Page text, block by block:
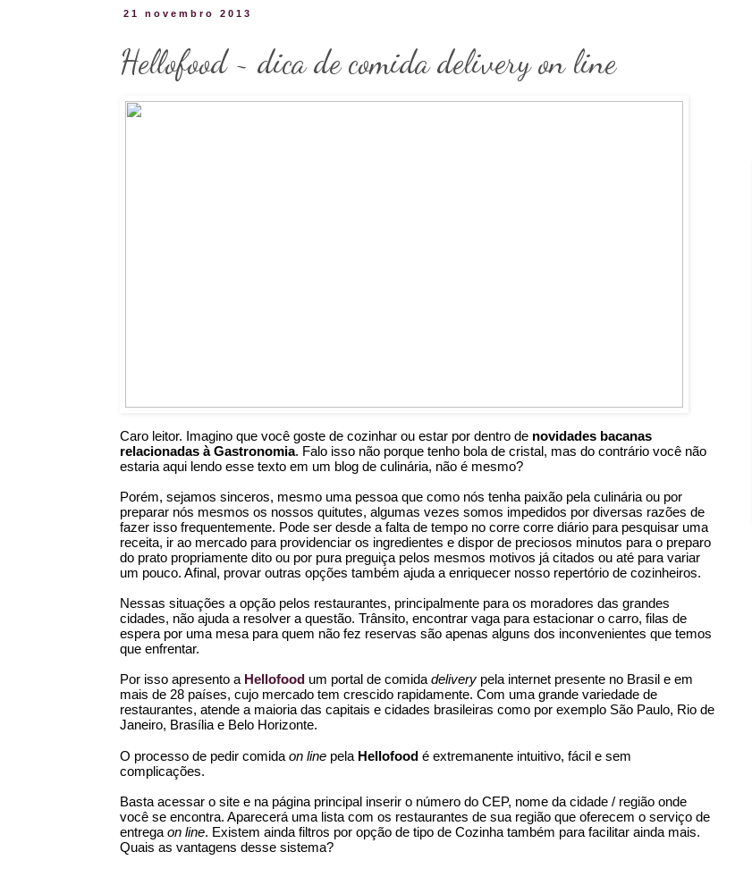
21 novembro 2013
Hellofood ~ dica de comida delivery on line
Caro leitor. Imagino que você goste de cozinhar ou estar por dentro de novidades bacanas
relacionadas à Gastronomia. Falo isso não porque tenho bola de cristal, mas do contrário você não
estaria aqui lendo esse texto em um blog de culinária, não é mesmo?
Porém, sejamos sinceros, mesmo uma pessoa que como nós tenha paixão pela culinária ou por
preparar nós mesmos os nossos quitutes, algumas vezes somos impedidos por diversas razões de
fazer isso frequentemente. Pode ser desde a falta de tempo no corre corre diário para pesquisar uma
receita, ir ao mercado para providenciar os ingredientes e dispor de preciosos minutos para o preparo
do prato propriamente dito ou por pura preguiça pelos mesmos motivos já citados ou até para variar
um pouco. Afinal, provar outras opções também ajuda a enriquecer nosso repertório de cozinheiros.
Nessas situações a opção pelos restaurantes, principalmente para os moradores das grandes
cidades, não ajuda a resolver a questão. Trânsito, encontrar vaga para estacionar o carro, filas de
espera por uma mesa para quem não fez reservas são apenas alguns dos inconvenientes que temos
que enfrentar.
Por isso apresento a Hellofood um portal de comida delivery pela internet presente no Brasil e em
mais de 28 países, cujo mercado tem crescido rapidamente. Com uma grande variedade de
restaurantes, atende a maioria das capitais e cidades brasileiras como por exemplo São Paulo, Rio de
Janeiro, Brasília e Belo Horizonte.
O processo de pedir comida on line pela Hellofood é extremanente intuitivo, fácil e sem
complicações.
Basta acessar o site e na página principal inserir o número do CEP, nome da cidade / região onde
você se encontra. Aparecerá uma lista com os restaurantes de sua região que oferecem o serviço de
entrega on line. Existem ainda filtros por opção de tipo de Cozinha também para facilitar ainda mais.
Quais as vantagens desse sistema?